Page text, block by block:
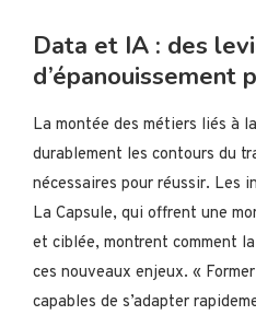
Data et IA : des
d’épanouissement
La montée des métiers liés à
durablement les contours du
nécessaires pour réussir. Les
La Capsule, qui offrent une
et ciblée, montrent comment
ces nouveaux enjeux. «
capables de s’adapter